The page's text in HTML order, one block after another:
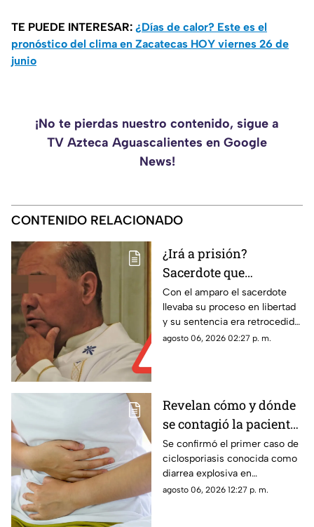
TE PUEDE INTERESAR: ¿Días de calor? Este es el
pronóstico del clima en Zacatecas HOY viernes 26 de
junio
¡No te pierdas nuestro contenido, sigue a
TV Azteca Aguascalientes en Google
News!
CONTENIDO RELACIONADO
¿Irá a prisión?
Sacerdote que
presuntamente abuso
de dos monaguillos en
Aguascalientes perdió
Juicio de Amparo
Con el amparo el sacerdote
llevaba su proceso en libertad
y su sentencia era retrocedida;
ahora el proceso legal
agosto 06, 2026 02:27 p. m.
Revelan cómo y dónde
se contagió la paciente
de diarrea explosiva en
Aguascalientes
Se confirmó el primer caso de
ciclosporiasis conocida como
diarrea explosiva en
Aguascalientes; te contamos
agosto 06, 2026 12:27 p. m.